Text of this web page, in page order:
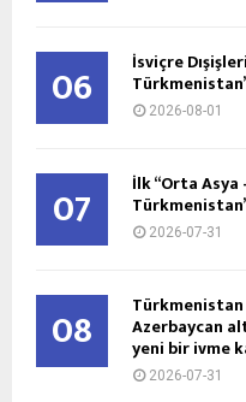
06 İsviçre
2026-08-01
07 İlk “Orta Asya
2026-07-31
08 Türkmenistan
Azerbaycan
yeni bir ivme
2026-07-31